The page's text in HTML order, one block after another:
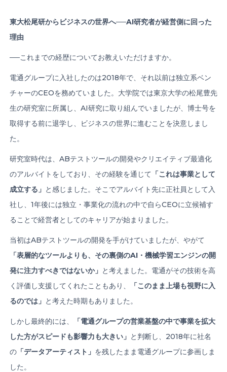
Member of Russell Bedford International –
services firms
東大松尾研からビジネスの世界へ──AI研究者が経営側に回った
理由
──これまでの経歴についてお教えいただけますか。
電通グループに入社したのは2018年で、それ以前は独立系ベン
チャーのCEOを務めていました。大学院では東京大学の松尾豊先
生の研究室に所属し、AI研究に取り組んでいましたが、博士号を
取得する前に退学し、ビジネスの世界に進むことを決意しまし
た。
研究室時代は、ABテストツールの開発やクリエイティブ最適化
のアルバイトをしており、その経験を通じて 「これは事業として
成立する」 と感じました。そこでアルバイト先に正社員として入
社し、1年後には独立・事業化の流れの中で自らCEOに立候補す
ることで経営者としてのキャリアが始まりました。
当初はABテストツールの開発を手がけていましたが、やがて
「表層的なツールよりも、その裏側のAI ・機械学習エンジンの開
発に注力すべきではないか」 と考えました。電通がその技術を高
く評価し支援してくれたこともあり、
「このまま上場も視野に入
るのでは」 と考えた時期もありました。
しかし最終的には、
「電通グループの営業基盤の中で事業を拡大
した方がスピードも影響力も大きい」 と判断し、2018年に社名
の 「データアーティスト」 を残したまま電通グループに参画しま
した。